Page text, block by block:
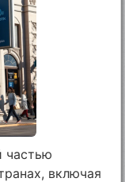
частью
включая